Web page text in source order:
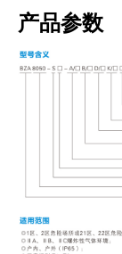
产品参数